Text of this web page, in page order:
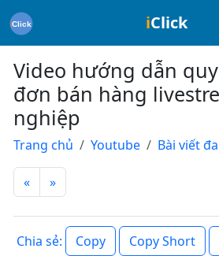
iClick
Video hướng dẫn
đơn bán hàng
nghiệp
Trang chủ Youtube Bài viết
« »
Chia sẻ: Copy Copy Short